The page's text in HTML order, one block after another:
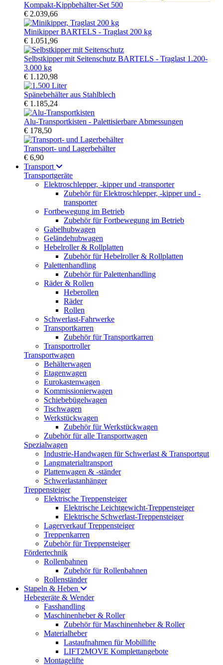
Kompakt-Kippbehälter-Set 500
€ 2.039,66
Minikipper BARTELS - Traglast 200 kg
€ 1.051,96
Selbstkipper mit Seitenschutz BARTELS - Traglast 1.200-
3.000 kg
€ 1.120,98
Spänebehälter aus Stahlblech
€ 1.185,24
Alu-Transportkisten - Palettisierbare Abmessungen
€ 178,50
Transport- und Lagerbehälter
€ 6,90
Transport
Transportgeräte
Elektroschlepper, -kipper und -transporter
Zubehör für Elektroschlepper, -kipper und -
transporter
Fortbewegung im Betrieb
Zubehör für Fortbewegung im Betrieb
Gabelhubwagen
Geländehubwagen
Hebelroller & Rollplatten
Zubehör für Hebelroller & Rollplatten
Palettenhandling
Zubehör für Palettenhandling
Räder & Rollen
Heberollen
Räder
Rollen
Schwerlast-Fahrwerke
Transportkarren
Zubehör für Transportkarren
Transportroller
Transportwagen
Behälterwagen
Etagenwagen
Eurokastenwagen
Kommissionierwagen
Schiebebügelwagen
Tischwagen
Werkstückwagen
Zubehör für Werkstückwagen
Zubehör für alle Transportwagen
Spezialwagen
Industrie-Handwagen für Schwerlast & Transportgut
Langmaterialtransport
Plattenwagen & -ständer
Schwerlastanhänger
Treppensteiger
Elektrische Treppensteiger
Elektrische Leichtgewicht-Treppensteiger
Elektrische Schwerlast-Treppensteiger
Lagerverkauf Treppensteiger
Treppenkarren
Zubehör für Treppensteiger
Fördertechnik
Rollenbahnen
Zubehör für Rollenbahnen
Rollenständer
Stapeln & Heben
Hebegeräte & Wender
Fasshandling
Maschinenheber & Roller
Zubehör für Maschinenheber & Roller
Materialheber
Lastaufnahmen für Mobillifte
LIFT2MOVE Komplettangebote
Montagelifte